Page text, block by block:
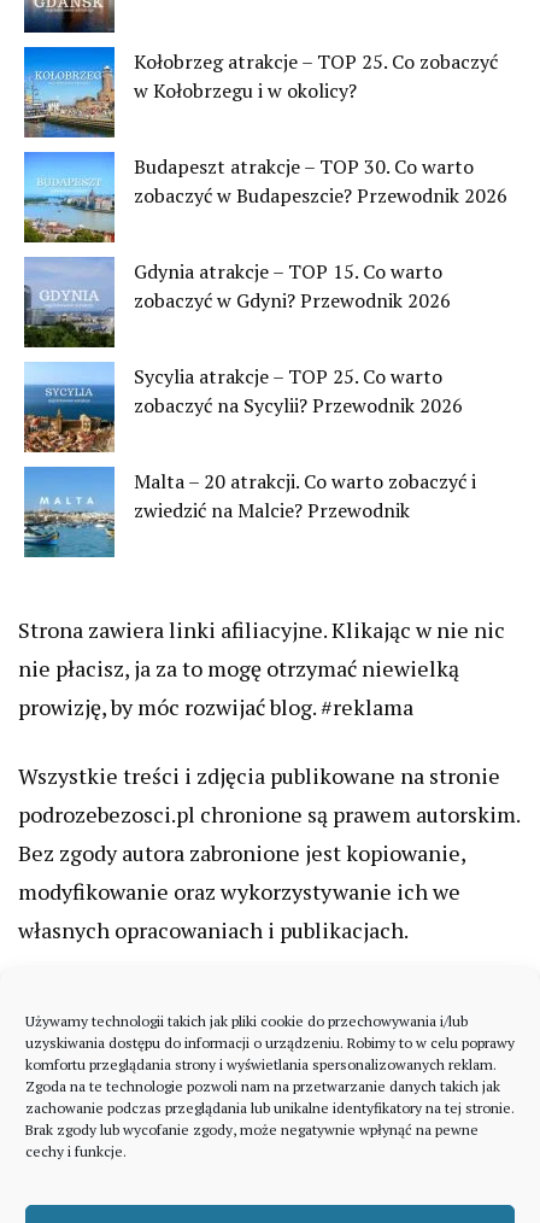
Używamy technologii takich jak pliki cookie do przechowywania i/lub
uzyskiwania dostępu do informacji o urządzeniu. Robimy to w celu poprawy
komfortu przeglądania strony i wyświetlania spersonalizowanych reklam.
Zgoda na te technologie pozwoli nam na przetwarzanie danych takich jak
zachowanie podczas przeglądania lub unikalne identyfikatory na tej stronie.
Brak zgody lub wycofanie zgody, może negatywnie wpłynąć na pewne
cechy i funkcje.
Kołobrzeg atrakcje – TOP 25. Co zobaczyć
w Kołobrzegu i w okolicy?
Budapeszt atrakcje – TOP 30. Co warto
zobaczyć w Budapeszcie? Przewodnik 2026
Gdynia atrakcje – TOP 15. Co warto
zobaczyć w Gdyni? Przewodnik 2026
Sycylia atrakcje – TOP 25. Co warto
zobaczyć na Sycylii? Przewodnik 2026
Malta – 20 atrakcji. Co warto zobaczyć i
zwiedzić na Malcie? Przewodnik
Strona zawiera linki afiliacyjne. Klikając w nie nic
nie płacisz, ja za to mogę otrzymać niewielką
prowizję, by móc rozwijać blog. #reklama
Wszystkie treści i zdjęcia publikowane na stronie
podrozebezosci.pl chronione są prawem autorskim.
Bez zgody autora zabronione jest kopiowanie,
modyfikowanie oraz wykorzystywanie ich we
własnych opracowaniach i publikacjach.